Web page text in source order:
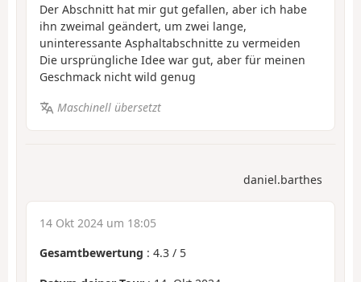
Der Abschnitt hat mir gut gefallen, aber ich habe
ihn zweimal geändert, um zwei lange,
uninteressante Asphaltabschnitte zu vermeiden
Die ursprüngliche Idee war gut, aber für meinen
Geschmack nicht wild genug
Maschinell übersetzt
daniel.barthes
14 Okt 2024 um 18:05
Gesamtbewertung : 4.3 / 5